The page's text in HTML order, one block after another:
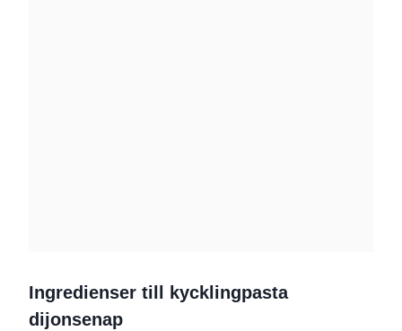
Ingredienser till kycklingpasta
dijonsenap